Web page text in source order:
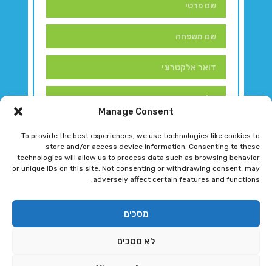
Manage Consent
To provide the best experiences, we use technologies like cookies to
store and/or access device information. Consenting to these
technologies will allow us to process data such as browsing behavior
or unique IDs on this site. Not consenting or withdrawing consent, may
adversely affect certain features and functions.
מסכים
לא מסכים